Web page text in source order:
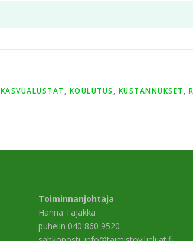
KASVUALUSTAT , KOULUTUS , KUSTANNUKSET ,
Toiminnanjohtaja
Hanna Tajakka
puhelin 040 860 9520